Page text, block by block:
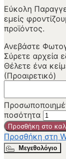
Εύκολη
εμείς
προϊόντος.
Ανεβάστε
Σύρετε αρχεία
Θέλετε ένα
(Προαιρετικό)
ποσότητα
Προσθήκη στο
Προσθήκη στη
Μεγεθολόγιο